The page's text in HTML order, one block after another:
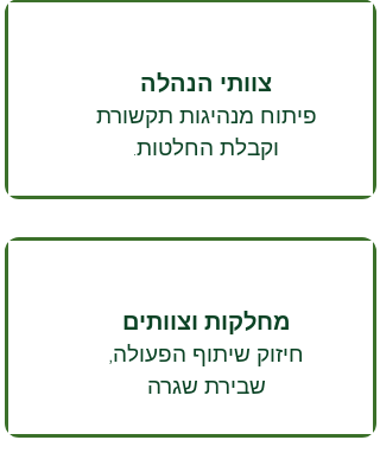
צוותי הנהלה
פיתוח מנהיגות תקשורת
וקבלת החלטות.
מחלקות וצוותים
חיזוק שיתוף הפעולה,
שבירת שגרה